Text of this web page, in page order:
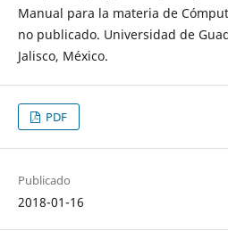
Manual para la materia de
no publicado. Universidad de
Jalisco, México.
PDF
Publicado
2018-01-16